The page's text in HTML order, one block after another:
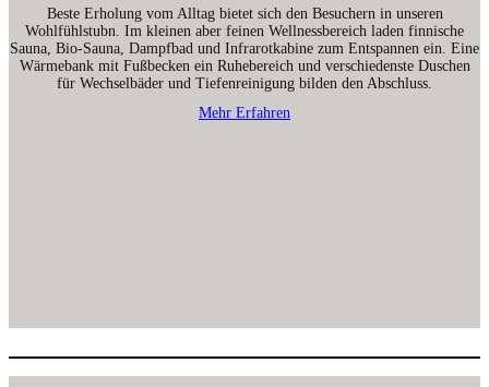
Beste Erholung vom Alltag bietet sich den Besuchern in unseren
Wohlfühlstubn. Im kleinen aber feinen Wellnessbereich laden finnische
Sauna, Bio-Sauna, Dampfbad und Infrarotkabine zum Entspannen ein. Eine
Wärmebank mit Fußbecken ein Ruhebereich und verschiedenste Duschen
für Wechselbäder und Tiefenreinigung bilden den Abschluss.
Mehr Erfahren